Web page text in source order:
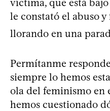
víctima, que está
le constató el abuso
llorando en una
Permítanme
siempre lo hemos
ola del feminismo en
hemos cuestionado